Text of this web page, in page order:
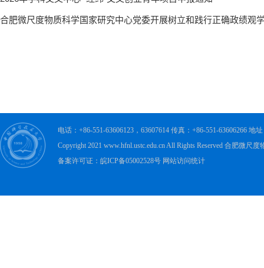
电话：+86-551-63606123，63607614 传真：+86-551-63606266 地
Copyright 2021 www.hfnl.ustc.edu.cn All Rights Reserved 合肥微尺
备案许可证：皖ICP备05002528号 网站访问统计